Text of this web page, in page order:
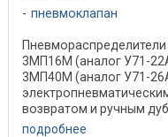
пневмоклапан
3МП16М (аналог У71-
3МП40М (аналог У71-
возвратом и ручным
предназначены для ...
подробнее